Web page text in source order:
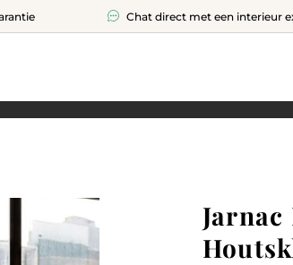
Chat direct met een interieur